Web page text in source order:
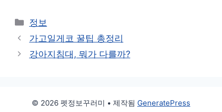
카
테
리
정보
가고일게코 꿀팁 총정리
강아지침대, 뭐가 다를까?
© 2026 펫정보꾸러미 • 제작됨 GeneratePress